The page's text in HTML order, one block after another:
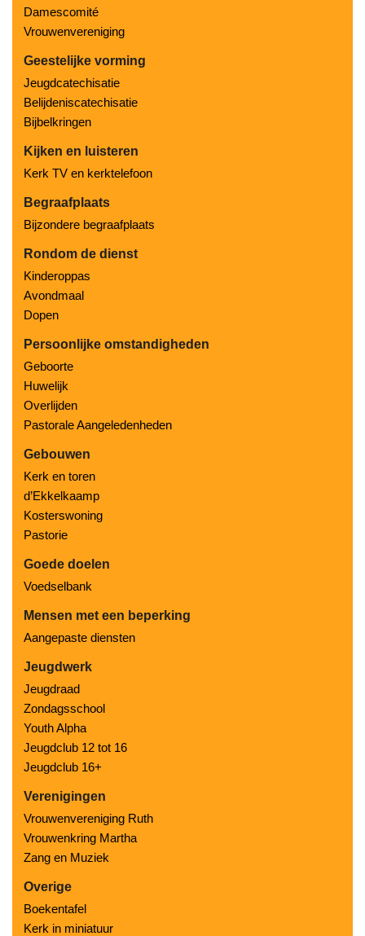
Damescomité
Vrouwenvereniging
Geestelijke vorming
Jeugdcatechisatie
Belijdeniscatechisatie
Bijbelkringen
Kijken en luisteren
Kerk TV en kerktelefoon
Begraafplaats
Bijzondere begraafplaats
Rondom de dienst
Kinderoppas
Avondmaal
Dopen
Persoonlijke omstandigheden
Geboorte
Huwelijk
Overlijden
Pastorale Aangeledenheden
Gebouwen
Kerk en toren
d’Ekkelkaamp
Kosterswoning
Pastorie
Goede doelen
Voedselbank
Mensen met een beperking
Aangepaste diensten
Jeugdwerk
Jeugdraad
Zondagsschool
Youth Alpha
Jeugdclub 12 tot 16
Jeugdclub 16+
Verenigingen
Vrouwenvereniging Ruth
Vrouwenkring Martha
Zang en Muziek
Overige
Boekentafel
Kerk in miniatuur